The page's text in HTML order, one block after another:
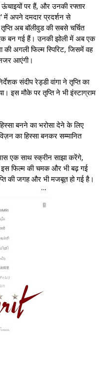
ऊंचाइयों पर हैं, और उनकी रफ्तार
में अपने दमदार प्रदर्शन से
अब बॉलीवुड की सबसे चर्चित
बन गई हैं। उनकी झोली में अब एक
की अगली फिल्म स्पिरिट, जिसमें वह
आएंगी।
संदीप रेड्डी वांगा ने तृप्ति का
इस मौके पर तृप्ति ने भी इंस्टाग्राम
बनने का भरोसा देने के लिए
का हिस्सा बनकर सम्मानित
एक साथ स्क्रीन साझा करेंगे,
इस फिल्म की चमक और भी बढ़ गई
की जगह और भी मजबूत हो गई है।